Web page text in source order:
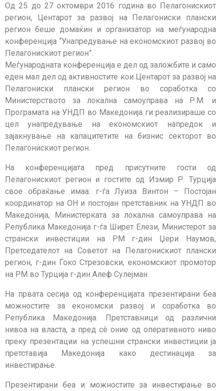
Од 25 до 27 октомври 2016 година во Пелагонискиот
регион, Центарот за развој на Пелагониски плански
регион беше домаќин и организатор на меѓународна
конференција “Унапредување на економскиот развој во
Пелагонискиот регион”.
Меѓународната конференција е дел од заложбите и само
еден мал дел од активностите кои Центарот за развој на
Пелагониски плански регион во соработка со
Министерството за локална самоуправа на Р.М. и
Програмата на УНДП во Македонија ги реализираше со
цел унапредување на економскиот напредок и
зајакнување на капацитетите на бизнис секторот во
Пелагонискиот регион.
На конференцијата пред присутните гости од
Пелагонискиот регион и гостите од Измир Р. Турција
свое обраќање имаа: г-ѓа Луиза Винтон – Постојан
координатор на ОН и постојан претставник на УНДП во
Македонија, Министерката за локална самоуправа на
Република Македонија г-ѓа Ширет Елези, Министерот за
странски инвестиции на РМ г-дин Џери Наумов,
Претседателот на Советот на Пелагонискиот плански
регион, г-дин Ѓоко Стрезовски, економскиот промотор
на РМ во Турција г-дин Алеф Сулејман.
На првата сесија од конференцијата презентирани беа
можностите за економски развој и соработка во
Република Македонија. Претставници од различни
нивоа на власта, а пред сè оние од оперативното ниво
преку презентации на успешни странски инвестиции ја
претставија Македонија како дестинација за
инвестирање.
Презентирани беа и можностите за инвестирање во